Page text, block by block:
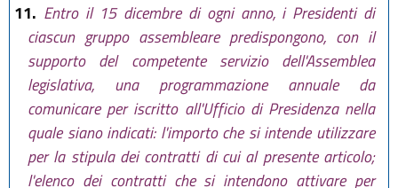
11. Entro il 15 dicembre di ogni anno, i Presidenti di
ciascun gruppo assembleare predispongono, con il
supporto del competente servizio dell'Assemblea
legislativa, una programmazione annuale da
comunicare per iscritto all'Ufficio di Presidenza nella
quale siano indicati: l'importo che si intende utilizzare
per la stipula dei contratti di cui al presente articolo;
l'elenco dei contratti che si intendono attivare per